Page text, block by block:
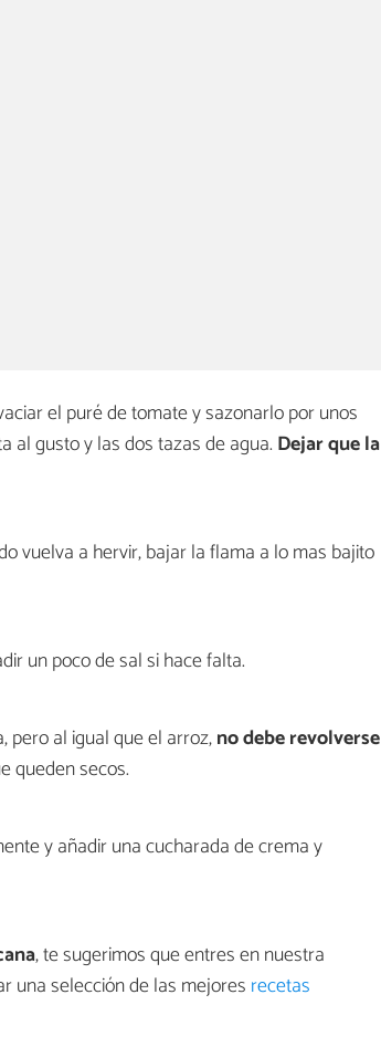
el puré de tomate y sazonarlo por unos
al gusto y las dos tazas de agua.Dejar que la
vuelva a hervir, bajar la flama a lo mas bajito
un poco de sal si hace falta.
pero al igual que el arroz,no debe revolverse
queden secos.
y añadir una cucharada de crema y
, te sugerimos que entres en nuestra
una selección de las mejores recetas